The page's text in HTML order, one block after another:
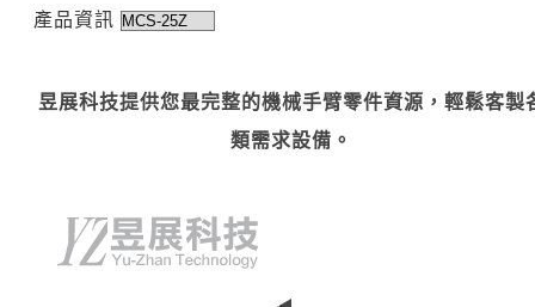
產品資訊
昱展科技提供您最完整的機械手臂零件資源，輕鬆客製
類需求設備。